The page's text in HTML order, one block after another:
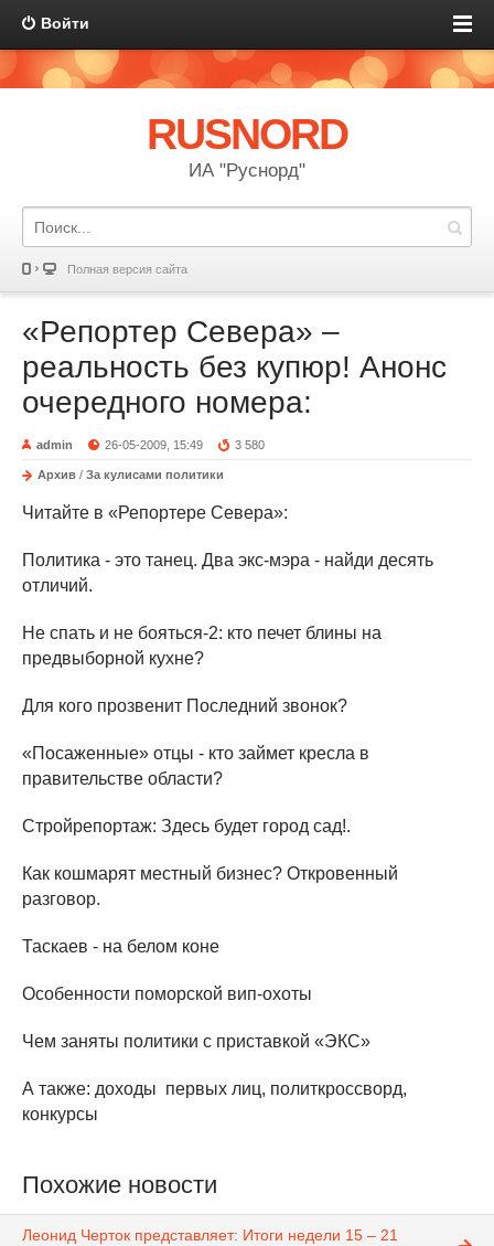
Войти
RUSNORD
ИА "Руснорд"
Полная версия сайта
«Репортер Севера» –
реальность без купюр! Анонс
очередного номера:
admin 26-05-2009, 15:49 3 580
Архив / За кулисами политики
Читайте в «Репортере Севера»:
Политика - это танец. Два экс-мэра - найди десять
отличий.
Не спать и не бояться-2: кто печет блины на
предвыборной кухне?
Для кого прозвенит Последний звонок?
«Посаженные» отцы - кто займет кресла в
правительстве области?
Стройрепортаж: Здесь будет город сад!.
Как кошмарят местный бизнес? Откровенный
разговор.
Таскаев - на белом коне
Особенности поморской вип-охоты
Чем заняты политики с приставкой «ЭКС»
А также: доходы первых лиц, политкроссворд,
конкурсы
Похожие новости
Леонид Черток представляет: Итоги недели 15 – 21